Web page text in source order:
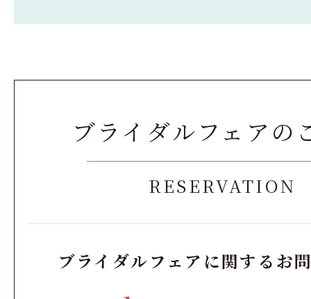
ブライダルフェアの
RESERVATION
ブライダルフェアに関するお